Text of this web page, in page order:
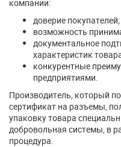
компании:
доверие покупателей;
возможность
документальное
характеристик
конкурентные
предприятиями.
Производитель, который
сертификат на разъемы,
упаковку товара
добровольная системы, в
процедура.